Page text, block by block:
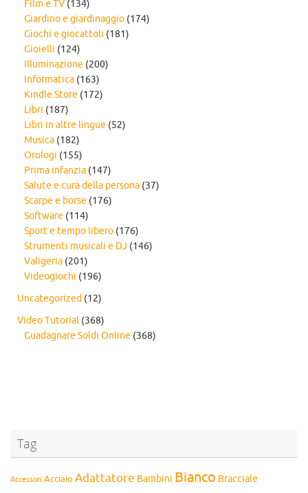
Film e TV (134)
Giardino e giardinaggio (174)
Giochi e giocattoli (181)
Gioielli (124)
Illuminazione (200)
Informatica (163)
Kindle Store (172)
Libri (187)
Libri in altre lingue (52)
Musica (182)
Orologi (155)
Prima infanzia (147)
Salute e cura della persona (37)
Scarpe e borse (176)
Software (114)
Sport e tempo libero (176)
Strumenti musicali e DJ (146)
Valigeria (201)
Videogiochi (196)
Uncategorized (12)
Video Tutorial (368)
Guadagnare Soldi Online (368)
Tag
Accessori Acciaio Adattatore Bambini Bianco Bracciale